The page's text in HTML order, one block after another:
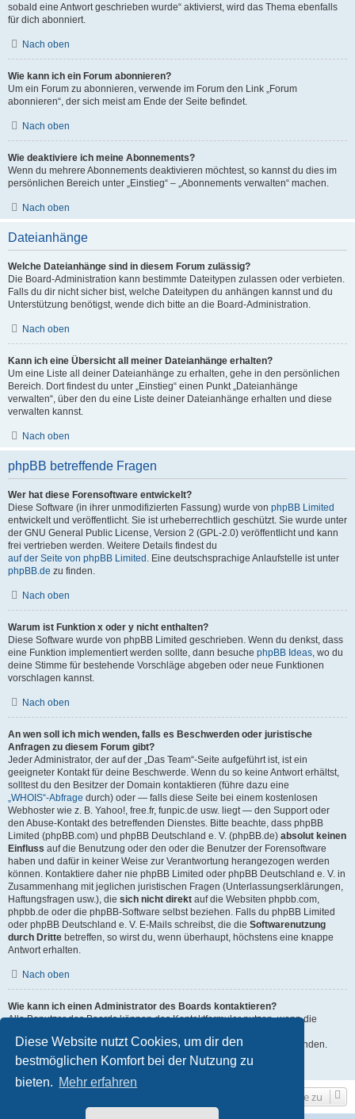
Diese Website nutzt Cookies, um dir den
bestmöglichen Komfort bei der Nutzung zu
bieten. Mehr erfahren
sobald eine Antwort geschrieben wurde“ aktivierst, wird das Thema ebenfalls
für dich abonniert.
Nach oben
Wie kann ich ein Forum abonnieren?
Um ein Forum zu abonnieren, verwende im Forum den Link „Forum
abonnieren“, der sich meist am Ende der Seite befindet.
Nach oben
Wie deaktiviere ich meine Abonnements?
Wenn du mehrere Abonnements deaktivieren möchtest, so kannst du dies im
persönlichen Bereich unter „Einstieg“ – „Abonnements verwalten“ machen.
Nach oben
Dateianhänge
Welche Dateianhänge sind in diesem Forum zulässig?
Die Board-Administration kann bestimmte Dateitypen zulassen oder verbieten.
Falls du dir nicht sicher bist, welche Dateitypen du anhängen kannst und du
Unterstützung benötigst, wende dich bitte an die Board-Administration.
Nach oben
Kann ich eine Übersicht all meiner Dateianhänge erhalten?
Um eine Liste all deiner Dateianhänge zu erhalten, gehe in den persönlichen
Bereich. Dort findest du unter „Einstieg“ einen Punkt „Dateianhänge
verwalten“, über den du eine Liste deiner Dateianhänge erhalten und diese
verwalten kannst.
Nach oben
phpBB betreffende Fragen
Wer hat diese Forensoftware entwickelt?
Diese Software (in ihrer unmodifizierten Fassung) wurde von phpBB Limited
entwickelt und veröffentlicht. Sie ist urheberrechtlich geschützt. Sie wurde unter
der GNU General Public License, Version 2 (GPL-2.0) veröffentlicht und kann
frei vertrieben werden. Weitere Details findest du
auf der Seite von phpBB Limited . Eine deutschsprachige Anlaufstelle ist unter
phpBB.de zu finden.
Nach oben
Warum ist Funktion x oder y nicht enthalten?
Diese Software wurde von phpBB Limited geschrieben. Wenn du denkst, dass
eine Funktion implementiert werden sollte, dann besuche phpBB Ideas, wo du
deine Stimme für bestehende Vorschläge abgeben oder neue Funktionen
vorschlagen kannst.
Nach oben
An wen soll ich mich wenden, falls es Beschwerden oder juristische
Anfragen zu diesem Forum gibt?
Jeder Administrator, der auf der „Das Team“-Seite aufgeführt ist, ist ein
geeigneter Kontakt für deine Beschwerde. Wenn du so keine Antwort erhältst,
solltest du den Besitzer der Domain kontaktieren (führe dazu eine
„WHOIS“-Abfrage durch) oder — falls diese Seite bei einem kostenlosen
Webhoster wie z. B. Yahoo!, free.fr, funpic.de usw. liegt — den Support oder
den Abuse-Kontakt des betreffenden Dienstes. Bitte beachte, dass phpBB
Limited (phpBB.com) und phpBB Deutschland e. V. (phpBB.de) absolut keinen
Einfluss auf die Benutzung oder den oder die Benutzer der Forensoftware
haben und dafür in keiner Weise zur Verantwortung herangezogen werden
können. Kontaktiere daher nie phpBB Limited oder phpBB Deutschland e. V. in
Zusammenhang mit jeglichen juristischen Fragen (Unterlassungserklärungen,
Haftungsfragen usw.), die sich nicht direkt auf die Websiten phpbb.com,
phpbb.de oder die phpBB-Software selbst beziehen. Falls du phpBB Limited
oder phpBB Deutschland e. V. E-Mails schreibst, die die Softwarenutzung
durch Dritte betreffen, so wirst du, wenn überhaupt, höchstens eine knappe
Antwort erhalten.
Nach oben
Wie kann ich einen Administrator des Boards kontaktieren?
Alle Benutzer des Boards können das Kontaktformular nutzen, wenn die
Mitglieder des Boards können zusätzlich den Link „Das Team“ verwenden.
Nach oben
Gehe zu